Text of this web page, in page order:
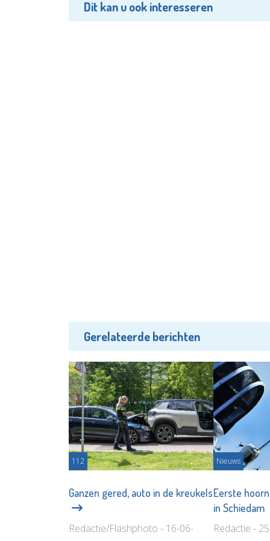
Dit kan u ook interesseren
Gerelateerde berichten
112
Ganzen gered, auto in de kreukels
Redactie/Flashphoto - 16-06-
Nieuws
Eerste
in Schiedam
Redactie -